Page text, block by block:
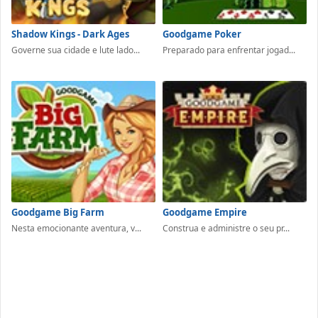
Shadow Kings - Dark Ages
Governe sua cidade e lute lado...
Goodgame Poker
Preparado para enfrentar jogad...
Goodgame Big Farm
Nesta emocionante aventura, v...
Goodgame Empire
Construa e administre o seu pr...